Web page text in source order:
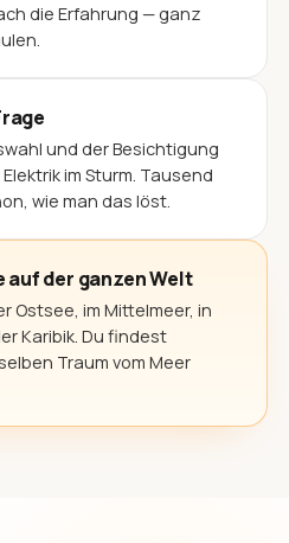
die Erfahrung — ganz
und der Besichtigung
im Sturm. Tausend
wie man das löst.
der ganzen Welt
Ostsee, im Mittelmeer, in
Karibik. Du findest
Traum vom Meer